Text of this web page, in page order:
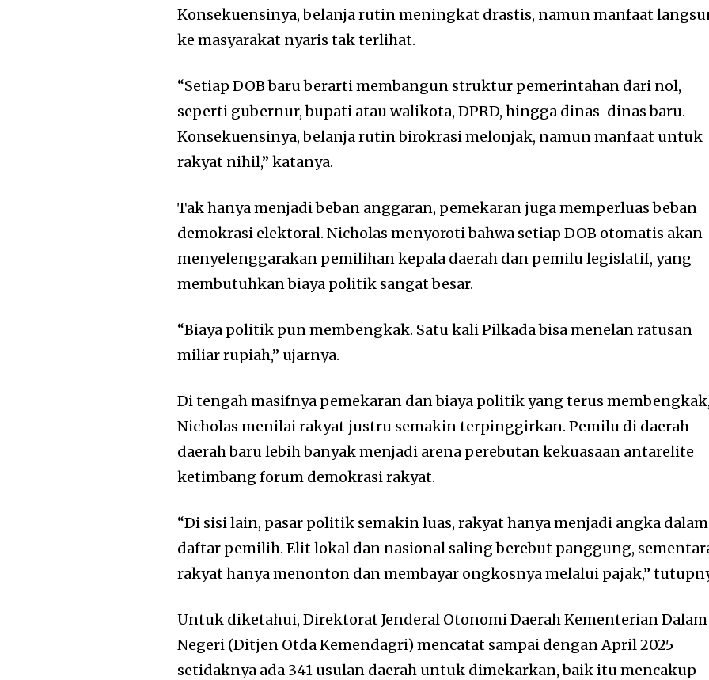
Konsekuensinya, belanja rutin meningkat drastis, namun manfaat
ke masyarakat nyaris tak terlihat.
“Setiap DOB baru berarti membangun struktur pemerintahan dari nol,
seperti gubernur, bupati atau walikota, DPRD, hingga dinas-dinas baru.
Konsekuensinya, belanja rutin birokrasi melonjak, namun manfaat untuk
rakyat nihil,” katanya.
Tak hanya menjadi beban anggaran, pemekaran juga memperluas beban
demokrasi elektoral. Nicholas menyoroti bahwa setiap DOB otomatis akan
menyelenggarakan pemilihan kepala daerah dan pemilu legislatif, yang
membutuhkan biaya politik sangat besar.
“Biaya politik pun membengkak. Satu kali Pilkada bisa menelan ratusan
miliar rupiah,” ujarnya.
Di tengah masifnya pemekaran dan biaya politik yang terus
Nicholas menilai rakyat justru semakin terpinggirkan. Pemilu di daerah-
daerah baru lebih banyak menjadi arena perebutan kekuasaan antarelite
ketimbang forum demokrasi rakyat.
“Di sisi lain, pasar politik semakin luas, rakyat hanya menjadi angka dalam
daftar pemilih. Elit lokal dan nasional saling berebut panggung,
rakyat hanya menonton dan membayar ongkosnya melalui pajak,”
Untuk diketahui, Direktorat Jenderal Otonomi Daerah Kementerian Dalam
Negeri (Ditjen Otda Kemendagri) mencatat sampai dengan April 2025
setidaknya ada 341 usulan daerah untuk dimekarkan, baik itu mencakup